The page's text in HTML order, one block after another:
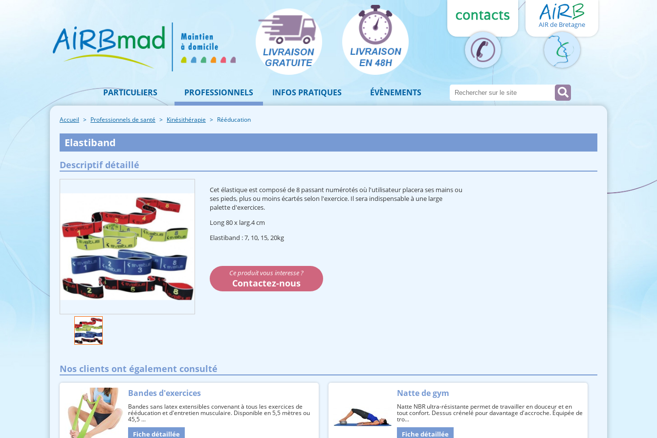
AIR de Bretagne
PARTICULIERS PROFESSIONNELS INFOS PRATIQUES ÉVÈNEMENTS
Accueil Professionnels de santé Kinésithérapie Rééducation
Elastiband
Descriptif détaillé
Cet élastique est composé de 8 passant numérotés où l'utilisateur placera ses mains ou
ses pieds, plus ou moins écartés selon l'exercice. Il sera indispensable à une large
palette d'exercices.
Long 80 x larg.4 cm
Elastiband : 7, 10, 15, 20kg
Ce produit vous interesse ?
Contactez-nous
Nos clients ont également consulté
Bandes d'exercices
Bandes sans latex extensibles convenant à tous les exercices de
rééducation et d'entretien musculaire. Disponible en 5,5 mètres ou
45,5 ...
Fiche détaillée
Natte de gym
Natte NBR ultra-résistante permet de travailler en douceur et en
tout confort. Dessus crénelé pour davantage d'accroche. Équipée de
tro...
Fiche détaillée